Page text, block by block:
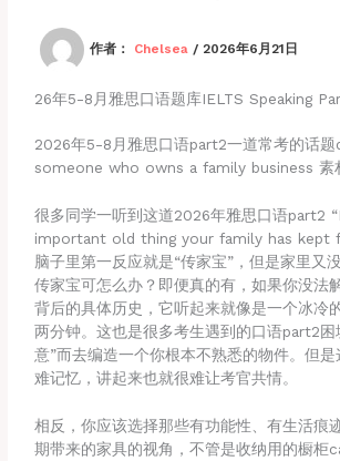
作者： Chelsea / 2026年6月21日
26年5-8月雅思口语题库IELTS Speaking
2026年5-8月雅思口语part2一道常考的话题
someone who owns a family business 素
很多同学一听到这道2026年雅思口语part2
important old thing your family has kept
脑子里第一反应就是“传家宝”，但是家里又
传家宝可怎么办？即便真的有，如果你没法
背后的具体历史，它听起来就像是一个冰冷
两分钟。这也是很多考生遇到的口语part2困
意”而去编造一个你根本不熟悉的物件。但
难记忆，讲起来也就很难让考官共情。
相反，你应该选择那些有功能性、有生活痕
期带来的家具的视角，不管是收纳用的橱柜